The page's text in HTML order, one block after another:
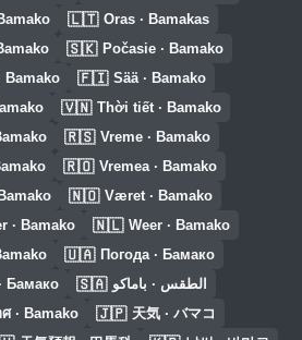
🇱🇹 Oras · Bamakas
🇸🇰 Počasie · Bamako
Bamako 🇫🇮 Sää · Bamako
🇻🇳 Thời tiết · Bamako
🇷🇸 Vreme · Bamako
🇷🇴 Vremea · Bamako
🇳🇴 Været · Bamako
· Bamako 🇳🇱 Weer · Bamako
🇺🇦 Погода · Бамако
Бамако 🇸🇦 الطقس · باماكو
· Bamako 🇯🇵 天気 · バマコ